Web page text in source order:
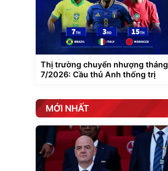
Thị trường chuyển nhượng tháng
7/2026: Cầu thủ Anh thống trị
MỚI NHẤT